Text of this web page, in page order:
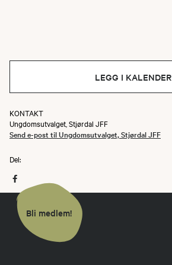
LEGG I KALENDER
KONTAKT
Ungdomsutvalget, Stjørdal JFF
Send e-post til Ungdomsutvalget, Stjørdal JFF
Del:
Bli medlem!